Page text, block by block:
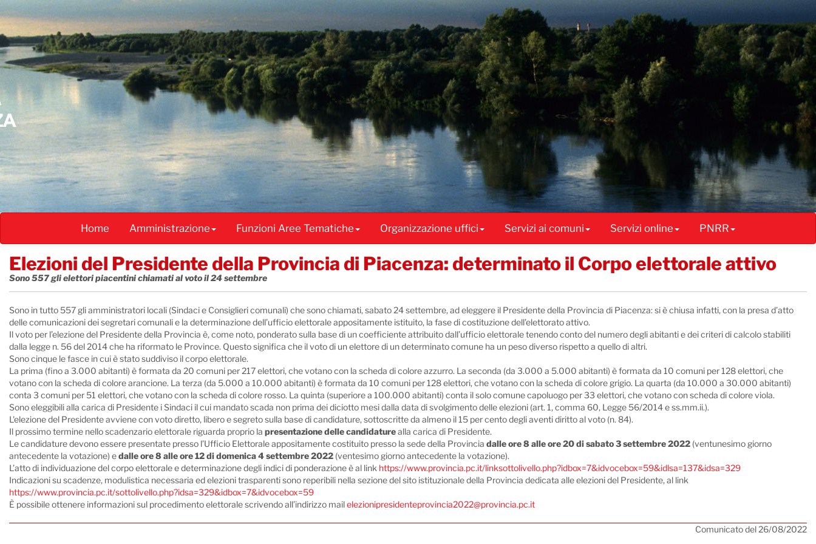
al
contenuto
principale
Home Amministrazione Funzioni Aree Tematiche Organizzazione uffici Servizi ai comuni Servizi online PNRR
Elezioni del Presidente della Provincia di Piacenza: determinato il Corpo elettorale attivo
Sono 557 gli elettori piacentini chiamati al voto il 24 settembre
Sono in tutto 557 gli amministratori locali (Sindaci e Consiglieri comunali) che sono chiamati, sabato 24 settembre, ad eleggere il Presidente della Provincia di Piacenza: si è chiusa infatti, con la presa d’atto
delle comunicazioni dei segretari comunali e la determinazione dell’ufficio elettorale appositamente istituito, la fase di costituzione dell’elettorato attivo.
Il voto per l’elezione del Presidente della Provincia è, come noto, ponderato sulla base di un coefficiente attribuito dall’ufficio elettorale tenendo conto del numero degli abitanti e dei criteri di calcolo stabiliti
dalla legge n. 56 del 2014 che ha riformato le Province. Questo significa che il voto di un elettore di un determinato comune ha un peso diverso rispetto a quello di altri.
Sono cinque le fasce in cui è stato suddiviso il corpo elettorale.
La prima (fino a 3.000 abitanti) è formata da 20 comuni per 217 elettori, che votano con la scheda di colore azzurro. La seconda (da 3.000 a 5.000 abitanti) è formata da 10 comuni per 128 elettori, che
votano con la scheda di colore arancione. La terza (da 5.000 a 10.000 abitanti) è formata da 10 comuni per 128 elettori, che votano con la scheda di colore grigio. La quarta (da 10.000 a 30.000 abitanti)
conta 3 comuni per 51 elettori, che votano con la scheda di colore rosso. La quinta (superiore a 100.000 abitanti) conta il solo comune capoluogo per 33 elettori, che votano con scheda di colore viola.
Sono eleggibili alla carica di Presidente i Sindaci il cui mandato scada non prima dei diciotto mesi dalla data di svolgimento delle elezioni (art. 1, comma 60, Legge 56/2014 e ss.mm.ii.).
L'elezione del Presidente avviene con voto diretto, libero e segreto sulla base di candidature, sottoscritte da almeno il 15 per cento degli aventi diritto al voto (n. 84).
Il prossimo termine nello scadenzario elettorale riguarda proprio la presentazione delle candidaturealla carica di Presidente.
Le candidature devono essere presentate presso l’Ufficio Elettorale appositamente costituito presso la sede della Provincia dalle ore 8 alle ore 20 di sabato 3 settembre 2022 (ventunesimo giorno
antecedente la votazione) edalle ore 8 alle ore 12 di domenica 4 settembre 2022 (ventesimo giorno antecedente la votazione).
L’atto di individuazione del corpo elettorale e determinazione degli indici di ponderazione è al link https://www.provincia.pc.it/linksottolivello.php?idbox=7&idvocebox=59&idlsa=137&idsa=329
Indicazioni su scadenze, modulistica necessaria ed elezioni trasparenti sono reperibili nella sezione del sito istituzionale della Provincia dedicata alle elezioni del Presidente, al link
https://www.provincia.pc.it/sottolivello.php?idsa=329&idbox=7&idvocebox=59
È possibile ottenere informazioni sul procedimento elettorale scrivendo all’indirizzo mailelezionipresidenteprovincia2022@provincia.pc.it
Comunicato del 26/08/2022